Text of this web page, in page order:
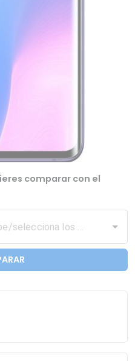
comparar con el